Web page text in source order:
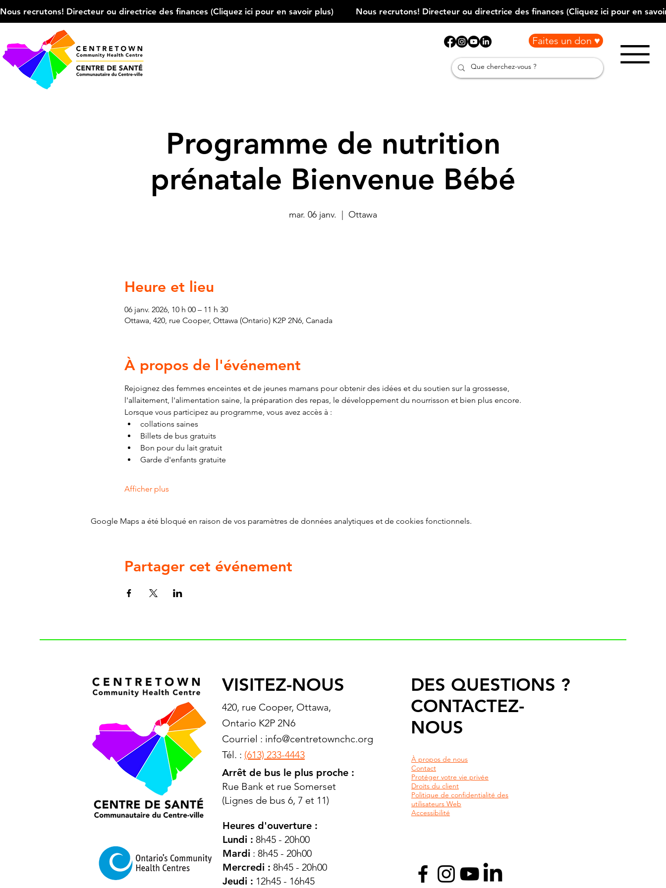
Nous recrutons! Directeur ou directrice des finances (Cliquez ici pour en savoir plus)
Faites un don ♥
Programme de nutrition
prénatale Bienvenue Bébé
mar. 06 janv. Ottawa
Heure et lieu
06 janv. 2026, 10 h 00 – 11 h 30
Ottawa, 420, rue Cooper, Ottawa (Ontario) K2P 2N6, Canada
À propos de l'événement
Rejoignez des femmes enceintes et de jeunes mamans pour obtenir des idées et du soutien sur la grossesse,
l'allaitement, l'alimentation saine, la préparation des repas, le développement du nourrisson et bien plus encore.
Lorsque vous participez au programme, vous avez accès à :
collations saines
Billets de bus gratuits
Bon pour du lait gratuit
Garde d'enfants gratuite
Afficher plus
Google Maps a été bloqué en raison de vos paramètres de données analytiques et de cookies fonctionnels.
Partager cet événement
VISITEZ-NOUS
420, rue Cooper, Ottawa,
Ontario K2P 2N6
Courriel : info@centretownchc.org
Tél. : (613) 233-4443
Arrêt de bus le plus proche :
Rue Bank et rue Somerset
(Lignes de bus 6, 7 et 11)
Heures d'ouverture :
Lundi : 8h45 - 20h00
Mardi : 8h45 - 20h00
Mercredi : 8h45 - 20h00
Jeudi : 12h45 - 16h45
DES QUESTIONS ?
CONTACTEZ-
NOUS
À propos de nous
Contact
Protéger votre vie privée
Droits du client
Politique de confidentialité des
utilisateurs Web
Accessibilité